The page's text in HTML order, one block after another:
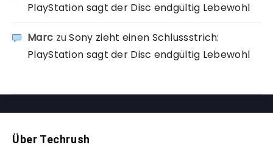
PlayStation sagt der Disc endgültig Lebewohl
Marc zuSony zieht einen Schlussstrich:
PlayStation sagt der Disc endgültig Lebewohl
Über Techrush